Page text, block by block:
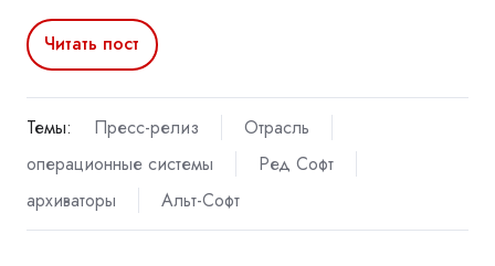
Читать пост
Темы: Пресс-релиз
Отрасль
операционные системы
Ред Софт
архиваторы
Альт-Софт